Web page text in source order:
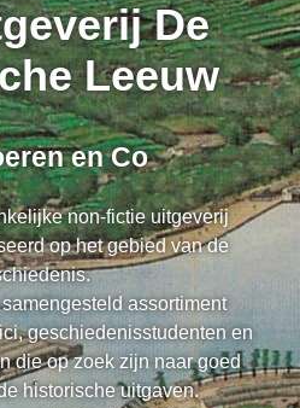
De
Leeuw
en Co
non-fictie uitgeverij
op het gebied van de
assortiment
geschiedenisstudenten en
die op zoek zijn naar goed
historische uitgaven.